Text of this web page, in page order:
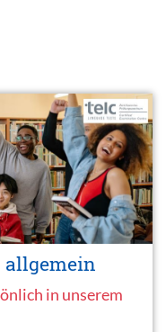
allgemein
in unserem